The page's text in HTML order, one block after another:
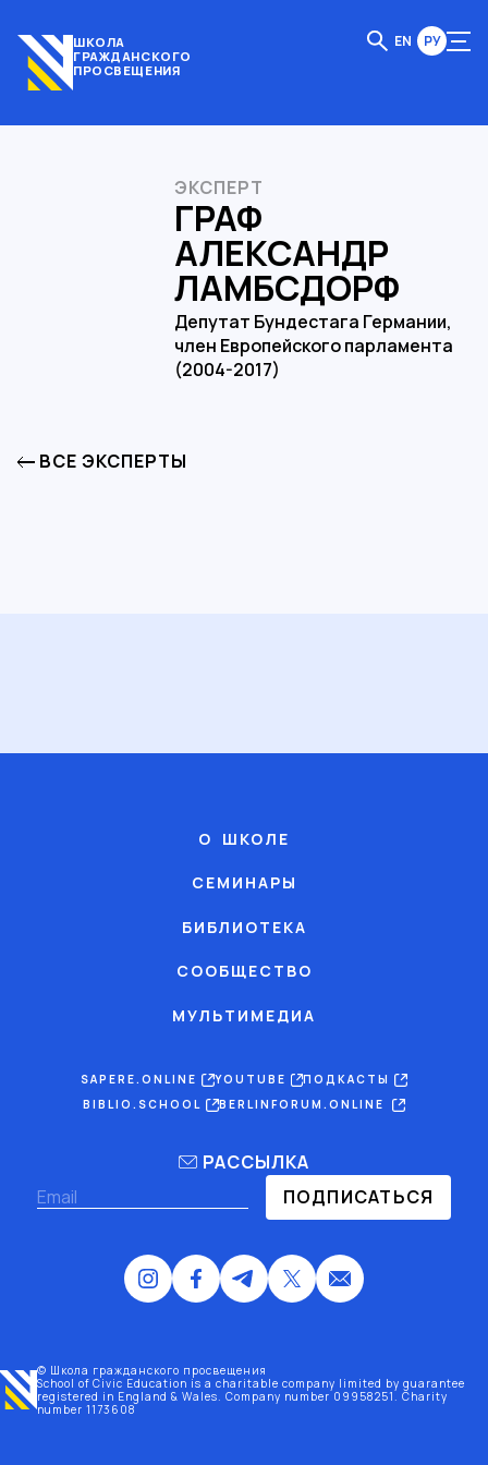
ШКОЛА
ГРАЖДАНСКОГО
ПРОСВЕЩЕНИЯ
EN РУ
ЭКСПЕРТ
ГРАФ
АЛЕКСАНДР
ЛАМБСДОРФ
Депутат Бундестага Германии,
член Европейского парламента
(2004-2017)
ВСЕ ЭКСПЕРТЫ
О ШКОЛЕ
СЕМИНАРЫ
БИБЛИОТЕКА
СООБЩЕСТВО
МУЛЬТИМЕДИА
SAPERE.ONLINE YOUTUBE
ПОДКАСТЫ
BIBLIO.SCHOOL
BERLINFORUM.ONLINE
РАССЫЛКА
ПОДПИСАТЬСЯ
© Школа гражданского просвещения
School of Civic Education is a charitable company limited by guarantee
registered in England & Wales. Company number 09958251. Charity
number 1173608